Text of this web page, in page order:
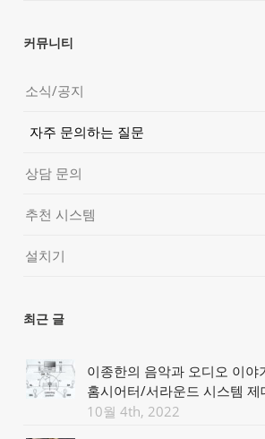
커뮤니티
소식/공지
자주 문의하는 질문
상담 문의
추천 시스템
설치기
최근 글
이종한의 음악과 오디오 이야
홈시어터/서라운드 시스템 제
10월 4th, 2022